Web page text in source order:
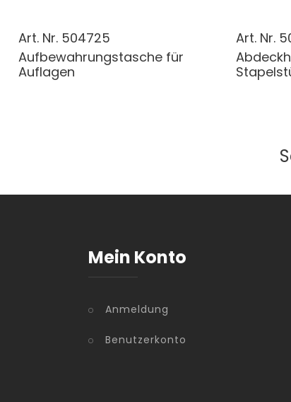
Art. Nr. 504725
Aufbewahrungstasche für
Auflagen
Art. Nr.
Mein Konto
Anmeldung
Benutzerkonto